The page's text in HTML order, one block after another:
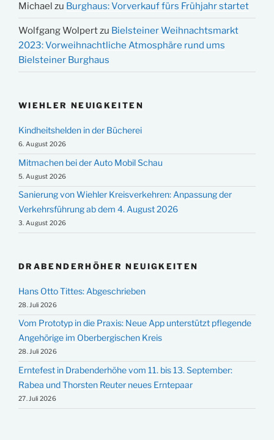
Michael zu Burghaus: Vorverkauf fürs Frühjahr startet
Wolfgang Wolpertzu Bielsteiner Weihnachtsmarkt
2023: Vorweihnachtliche Atmosphäre rund ums
Bielsteiner Burghaus
WIEHLER NEUIGKEITEN
Kindheitshelden in der Bücherei
6. August 2026
Mitmachen bei der Auto Mobil Schau
5. August 2026
Sanierung von Wiehler Kreisverkehren: Anpassung der
Verkehrsführung ab dem 4. August 2026
3. August 2026
DRABENDERHÖHER NEUIGKEITEN
Hans Otto Tittes: Abgeschrieben
28. Juli 2026
Vom Prototyp in die Praxis: Neue App unterstützt pflegende
Angehörige im Oberbergischen Kreis
28. Juli 2026
Erntefest in Drabenderhöhe vom 11. bis 13. September:
Rabea und Thorsten Reuter neues Erntepaar
27. Juli 2026